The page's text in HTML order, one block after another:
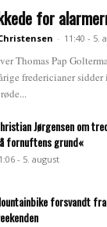
for
- 11:40 - 5.
Thomas Pap
fredericianer
Jørgensen om
fornuftens grund«
- 5. august
forsvandt